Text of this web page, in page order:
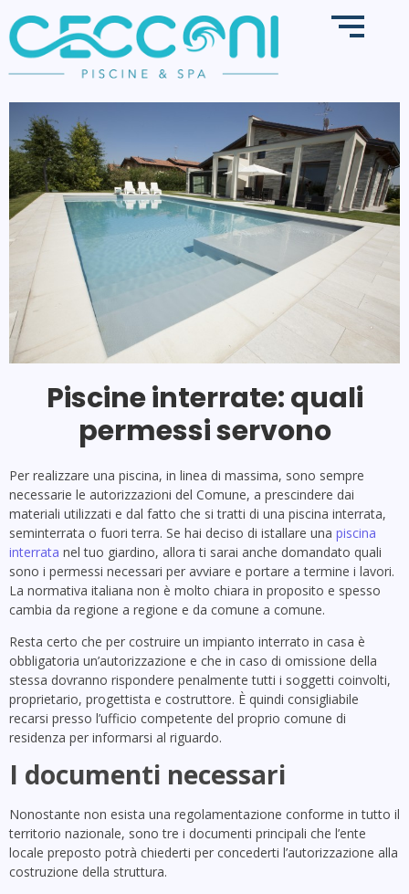
Piscine interrate: quali
permessi servono
Per realizzare una piscina, in linea di massima, sono sempre
necessarie le autorizzazioni del Comune, a prescindere dai
materiali utilizzati e dal fatto che si tratti di una piscina interrata,
seminterrata o fuori terra. Se hai deciso di istallare una piscina
interrata nel tuo giardino, allora ti sarai anche domandato quali
sono i permessi necessari per avviare e portare a termine i lavori.
La normativa italiana non è molto chiara in proposito e spesso
cambia da regione a regione e da comune a comune.
Resta certo che per costruire un impianto interrato in casa è
obbligatoria un’autorizzazione e che in caso di omissione della
stessa dovranno rispondere penalmente tutti i soggetti coinvolti,
proprietario, progettista e costruttore. È quindi consigliabile
recarsi presso l’ufficio competente del proprio comune di
residenza per informarsi al riguardo.
I documenti necessari
Nonostante non esista una regolamentazione conforme in tutto il
territorio nazionale, sono tre i documenti principali che l’ente
locale preposto potrà chiederti per concederti l’autorizzazione alla
costruzione della struttura.